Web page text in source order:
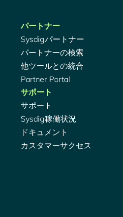
パートナー
Sysdigパートナー
パートナーの検索
他ツールとの統合
Partner Portal
サポート
サポート
Sysdig稼働状況
ドキュメント
カスタマーサクセス